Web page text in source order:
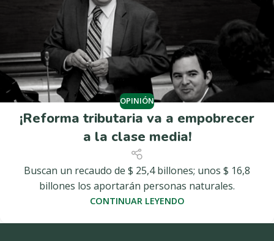
OPINIÓN
¡Reforma tributaria va a empobrecer
a la clase media!
Buscan un recaudo de $ 25,4 billones; unos $ 16,8
billones los aportarán personas naturales.
CONTINUAR LEYENDO